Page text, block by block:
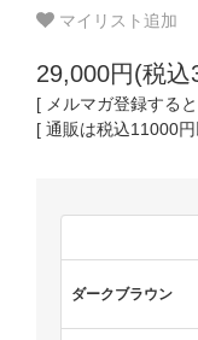
マイリスト追加
29,000円(税
[ メルマガ登録する
[ 通販は税込11000
ダークブラウン